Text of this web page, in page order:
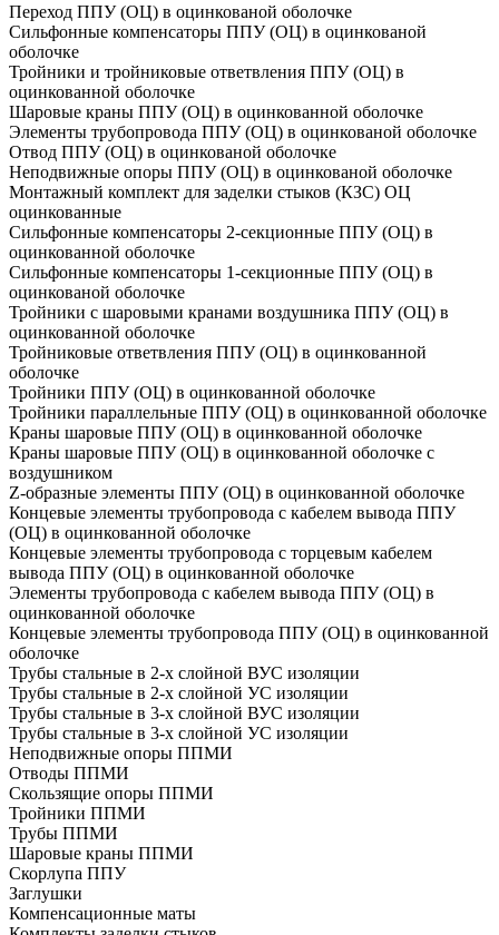
Переход ППУ (ОЦ) в оцинкованой оболочке
Сильфонные компенсаторы ППУ (ОЦ) в оцинкованой
оболочке
Тройники и тройниковые ответвления ППУ (ОЦ) в
оцинкованной оболочке
Шаровые краны ППУ (ОЦ) в оцинкованной оболочке
Элементы трубопровода ППУ (ОЦ) в оцинкованой оболочке
Отвод ППУ (ОЦ) в оцинкованой оболочке
Неподвижные опоры ППУ (ОЦ) в оцинкованой оболочке
Монтажный комплект для заделки стыков (КЗС) ОЦ
оцинкованные
Сильфонные компенсаторы 2-секционные ППУ (ОЦ) в
оцинкованной оболочке
Сильфонные компенсаторы 1-секционные ППУ (ОЦ) в
оцинкованой оболочке
Тройники с шаровыми кранами воздушника ППУ (ОЦ) в
оцинкованной оболочке
Тройниковые ответвления ППУ (ОЦ) в оцинкованной
оболочке
Тройники ППУ (ОЦ) в оцинкованной оболочке
Тройники параллельные ППУ (ОЦ) в оцинкованной оболочке
Краны шаровые ППУ (ОЦ) в оцинкованной оболочке
Краны шаровые ППУ (ОЦ) в оцинкованной оболочке с
воздушником
Z-образные элементы ППУ (ОЦ) в оцинкованной оболочке
Концевые элементы трубопровода с кабелем вывода ППУ
(ОЦ) в оцинкованной оболочке
Концевые элементы трубопровода с торцевым кабелем
вывода ППУ (ОЦ) в оцинкованной оболочке
Элементы трубопровода с кабелем вывода ППУ (ОЦ) в
оцинкованной оболочке
Концевые элементы трубопровода ППУ (ОЦ) в оцинкованной
оболочке
Трубы стальные в 2-х слойной ВУС изоляции
Трубы стальные в 2-х слойной УС изоляции
Трубы стальные в 3-х слойной ВУС изоляции
Трубы стальные в 3-х слойной УС изоляции
Неподвижные опоры ППМИ
Отводы ППМИ
Скользящие опоры ППМИ
Тройники ППМИ
Трубы ППМИ
Шаровые краны ППМИ
Скорлупа ППУ
Заглушки
Компенсационные маты